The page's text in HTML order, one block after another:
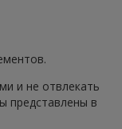
и не отвлекать
представлены в